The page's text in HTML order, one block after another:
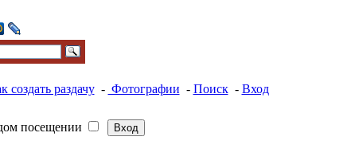
создать раздачу- Фотографии - Поиск- Вход
посещении